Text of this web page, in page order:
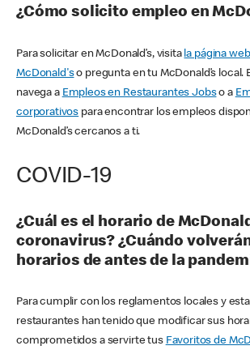
¿Cómo solicito empleo en
Para solicitar en McDonald’s, visita la página
McDonald'so pregunta en tu McDonald’s local.
navega a Empleos en Restaurantes Jobso a
corporativos para encontrar los empleos
McDonald’s cercanos a ti.
COVID-19
¿Cuál es el horario de
coronavirus? ¿Cuándo
horarios de antes de la
Para cumplir con los reglamentos locales y
restaurantes han tenido que modificar sus
comprometidos a servirte tus Favoritos de